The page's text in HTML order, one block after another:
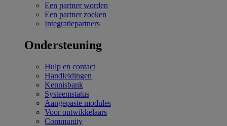
Een partner worden
Een partner zoeken
Integratiepartners
Ondersteuning
Hulp en contact
Handleidingen
Kennisbank
Systeemstatus
Aangepaste modules
Voor ontwikkelaars
Community